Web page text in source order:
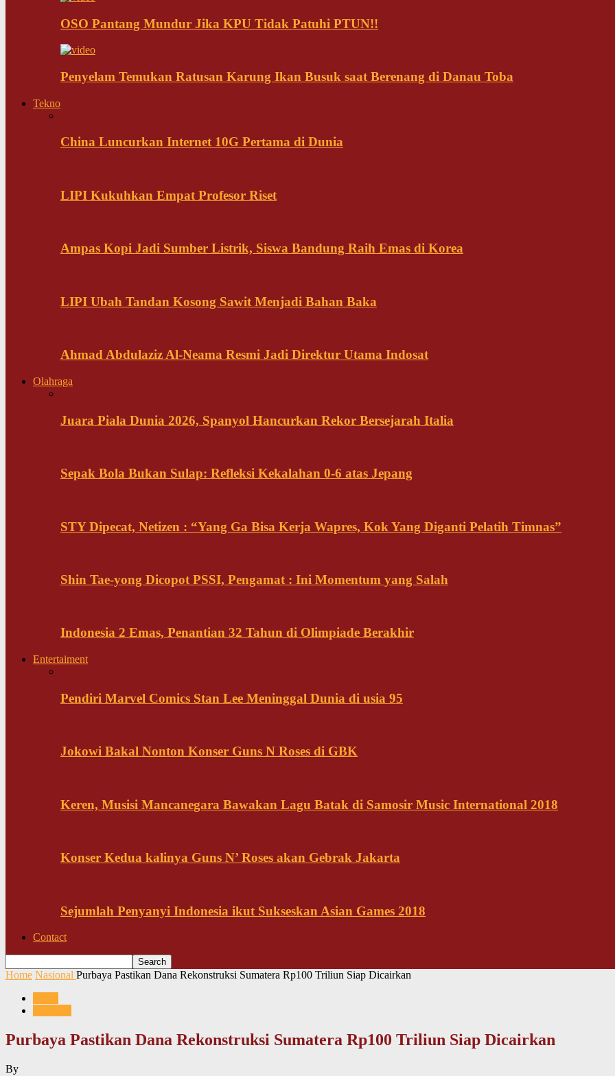
OSO Pantang Mundur Jika KPU Tidak Patuhi PTUN!!
Penyelam Temukan Ratusan Karung Ikan Busuk saat Berenang di Danau Toba
Tekno
China Luncurkan Internet 10G Pertama di Dunia
LIPI Kukuhkan Empat Profesor Riset
Ampas Kopi Jadi Sumber Listrik, Siswa Bandung Raih Emas di Korea
LIPI Ubah Tandan Kosong Sawit Menjadi Bahan Baka
Ahmad Abdulaziz Al-Neama Resmi Jadi Direktur Utama Indosat
Olahraga
Juara Piala Dunia 2026, Spanyol Hancurkan Rekor Bersejarah Italia
Sepak Bola Bukan Sulap: Refleksi Kekalahan 0-6 atas Jepang
STY Dipecat, Netizen : “Yang Ga Bisa Kerja Wapres, Kok Yang Diganti Pelatih Timnas”
Shin Tae-yong Dicopot PSSI, Pengamat : Ini Momentum yang Salah
Indonesia 2 Emas, Penantian 32 Tahun di Olimpiade Berakhir
Entertaiment
Pendiri Marvel Comics Stan Lee Meninggal Dunia di usia 95
Jokowi Bakal Nonton Konser Guns N Roses di GBK
Keren, Musisi Mancanegara Bawakan Lagu Batak di Samosir Music International 2018
Konser Kedua kalinya Guns N’ Roses akan Gebrak Jakarta
Sejumlah Penyanyi Indonesia ikut Sukseskan Asian Games 2018
Contact
Home Nasional Purbaya Pastikan Dana Rekonstruksi Sumatera Rp100 Triliun Siap Dicairkan
Purbaya Pastikan Dana Rekonstruksi Sumatera Rp100 Triliun Siap Dicairkan
By